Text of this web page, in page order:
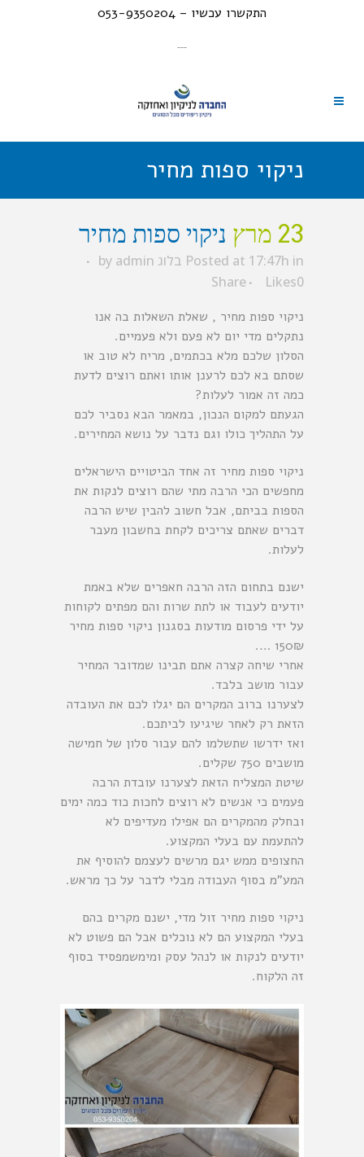
התקשרו עכשיו – 053-9350204
---
ניקוי ספות מחיר
23 מרץ ניקוי ספות מחיר
Posted at 17:47h in בלוג by admin
0
Likes
Share
ניקוי ספות מחיר , שאלת השאלות בה אנו
נתקלים מדי יום לא פעם ולא פעמיים.
הסלון שלכם מלא בכתמים, מריח לא טוב או
שסתם בא לכם לרענן אותו ואתם רוצים לדעת
כמה זה אמור לעלות?
הגעתם למקום הנכון, במאמר הבא נסביר לכם
על התהליך כולו וגם נדבר על נושא המחירים.
ניקוי ספות מחיר זה אחד הביטויים הישראלים
מחפשים הכי הרבה מתי שהם רוצים לנקות את
הספות בביתם, אבל חשוב להבין שיש הרבה
דברים שאתם צריכים לקחת בחשבון מעבר
לעלות.
ישנם בתחום הזה הרבה חאפרים שלא באמת
יודעים לעבוד או לתת שרות והם מפתים לקוחות
על ידי פרסום מודעות בסגנון ניקוי ספות מחיר
150₪ ….
אחרי שיחה קצרה אתם תבינו שמדובר המחיר
עבור מושב בלבד.
לצערנו ברוב המקרים הם יגלו לכם את העובדה
הזאת רק לאחר שיגיעו לביתכם.
ואז ידרשו שתשלמו להם עבור סלון של חמישה
מושבים 750 שקלים.
שיטת המצליח הזאת לצערנו עובדת הרבה
פעמים כי אנשים לא רוצים לחכות כוד כמה ימים
ובחלק מהמקרים הם אפילו מעדיפים לא
להתעמת עם בעלי המקצוע.
החצופים ממש יגם מרשים לעצמם להוסיף את
המע”מ בסוף העבודה מבלי לדבר על כך מראש.
ניקוי ספות מחיר זול מדי, ישנם מקרים בהם
בעלי המקצוע הם לא נוכלים אבל הם פשוט לא
יודעים לנקות או לנהל עסק ומימשמפסיד בסוף
זה הלקוח.